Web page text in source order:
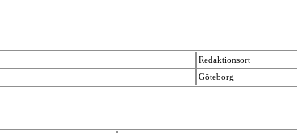
Redaktionsort
Göteborg